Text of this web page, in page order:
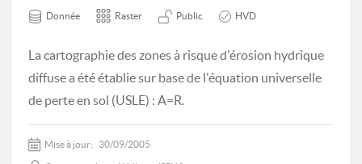
Donnée Raster Public HVD
La cartographie des zones à risque d'érosion hydrique
diffuse a été établie sur base de l'équation universelle
de perte en sol (USLE) : A=R.
Mise à jour: 30/09/2005